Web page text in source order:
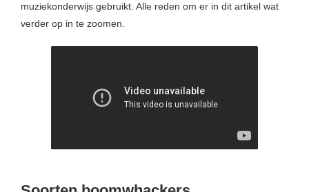
muziekonderwijs gebruikt. Alle reden om er in dit artikel wat
verder op in te zoomen.